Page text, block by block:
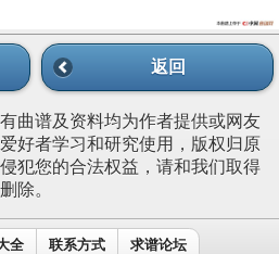
返回
曲谱及资料均为作者提供或网友
好者学习和研究使用，版权归原
犯您的合法权益，请和我们取得
除。
全 联系方式 求谱论坛